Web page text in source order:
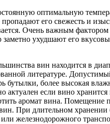
оптимальную
пропадают его свежесть и
Очень важным фактором
ухудшают его
вин находится в
литературе.
бутылки, более высокая
актуален если вино
аромат вина. Помещение
При длительном хранении
железнодорожного